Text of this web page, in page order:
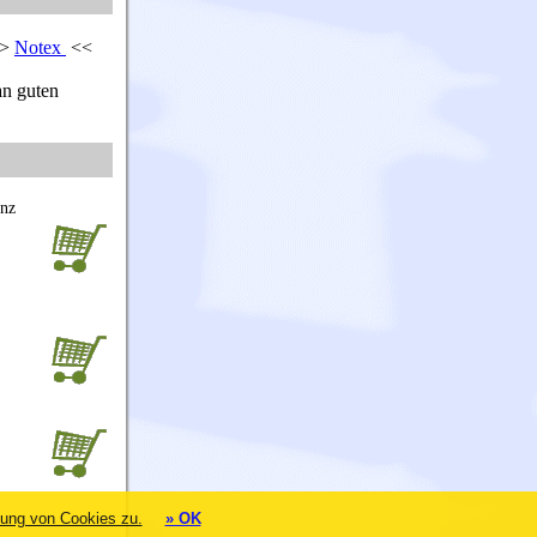
Notex <<
guten
von Cookies zu. » OK